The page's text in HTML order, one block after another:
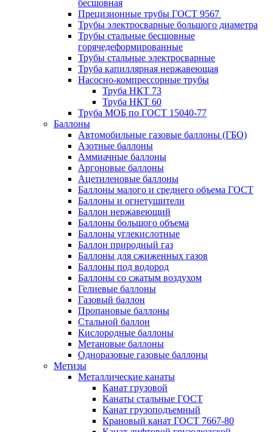
бесшовная
Прецизионные трубы ГОСТ 9567
Трубы электросварные большого диаметра
Трубы стальные бесшовные
горячедеформированные
Трубы стальные электросварные
Труба капиллярная нержавеющая
Насосно-компрессорные трубы
Труба НКТ 73
Труба НКТ 60
Труба МОБ по ГОСТ 15040-77
Баллоны
Автомобильные газовые баллоны (ГБО)
Азотные баллоны
Аммиачные баллоны
Аргоновые баллоны
Ацетиленовые баллоны
Баллоны малого и среднего объема ГОСТ
Баллоны и огнетушители
Баллон нержавеющий
Баллоны большого объема
Баллоны углекислотные
Баллон природный газ
Баллоны для сжиженных газов
Баллоны под водород
Баллоны со сжатым воздухом
Гелиевые баллоны
Газовый баллон
Пропановые баллоны
Стальной баллон
Кислородные баллоны
Метановые баллоны
Одноразовые газовые баллоны
Метизы
Металлические канаты
Канат грузовой
Канаты стальные ГОСТ
Канат грузоподъемный
Крановый канат ГОСТ 7667-80